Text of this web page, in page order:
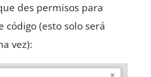
des permisos para
código (esto solo será
vez):